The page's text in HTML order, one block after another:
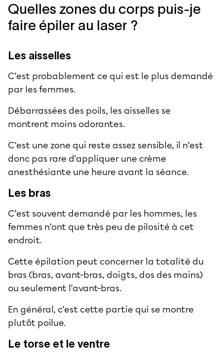
Quelles zones du corps puis-je
faire épiler au laser ?
Les aisselles
C’est probablement ce qui est le plus demandé
par les femmes.
Débarrassées des poils, les aisselles se
montrent moins odorantes.
C’est une zone qui reste assez sensible, il n’est
donc pas rare d'appliquer une crème
anesthésiante une heure avant la séance.
Les bras
C’est souvent demandé par les hommes, les
femmes n’ont que très peu de pilosité à cet
endroit.
Cette épilation peut concerner la totalité du
bras (bras, avant-bras, doigts, dos des mains)
ou seulement l’avant-bras.
En général, c’est cette partie qui se montre
plutôt poilue.
Le torse et le ventre